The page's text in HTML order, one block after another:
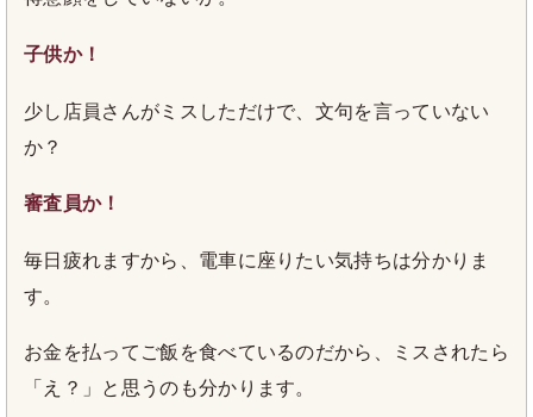
子供か！
少し店員さんがミスしただけで、文句を言っていない
か？
審査員か！
毎日疲れますから、電車に座りたい気持ちは分かりま
す。
お金を払ってご飯を食べているのだから、ミスされたら
「え？」と思うのも分かります。